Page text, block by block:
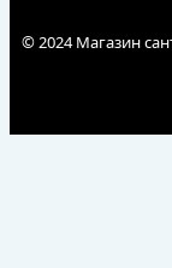
© 2024 Магазин